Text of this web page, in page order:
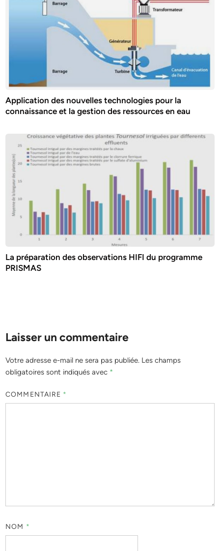
Application des nouvelles technologies pour la
connaissance et la gestion des ressources en eau
La préparation des observations HIFI du programme
PRISMAS
Laisser un commentaire
Votre adresse e-mail ne sera pas publiée. Les champs
obligatoires sont indiqués avec *
COMMENTAIRE *
NOM *